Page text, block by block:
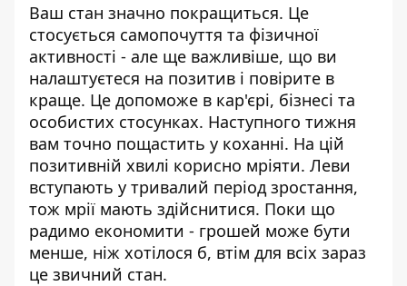
Ваш стан значно покращиться. Це
стосується самопочуття та фізичної
активності - але ще важливіше, що ви
налаштуєтеся на позитив і повірите в
краще. Це допоможе в кар'єрі, бізнесі та
особистих стосунках. Наступного тижня
вам точно пощастить у коханні. На цій
позитивній хвилі корисно мріяти. Леви
вступають у тривалий період зростання,
тож мрії мають здійснитися. Поки що
радимо економити - грошей може бути
менше, ніж хотілося б, втім для всіх зараз
це звичний стан.